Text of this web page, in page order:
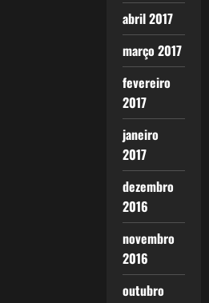
abril 2017
março 2017
fevereiro
2017
janeiro
2017
dezembro
2016
novembro
2016
outubro